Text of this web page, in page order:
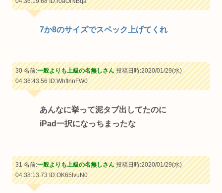
7か8のサイズでスペック上げてくれ
30 名前:一般よりも上級の名無しさん投稿日時:2020/01/29(水)
04:36:43.56ID:WhfInnFW0
あんなに挙って泥タブ出してたのに
iPad一択になっちまったな
31 名前:一般よりも上級の名無しさん投稿日時:2020/01/29(水)
04:38:13.73ID:OK65lvuN0